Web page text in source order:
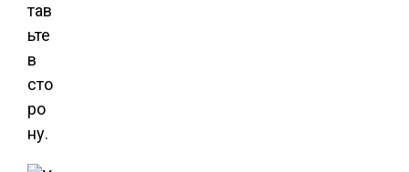
тав
ьте
в
сто
ро
ну.